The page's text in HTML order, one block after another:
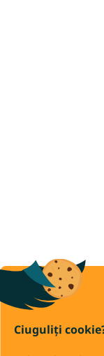
Ciuguliți